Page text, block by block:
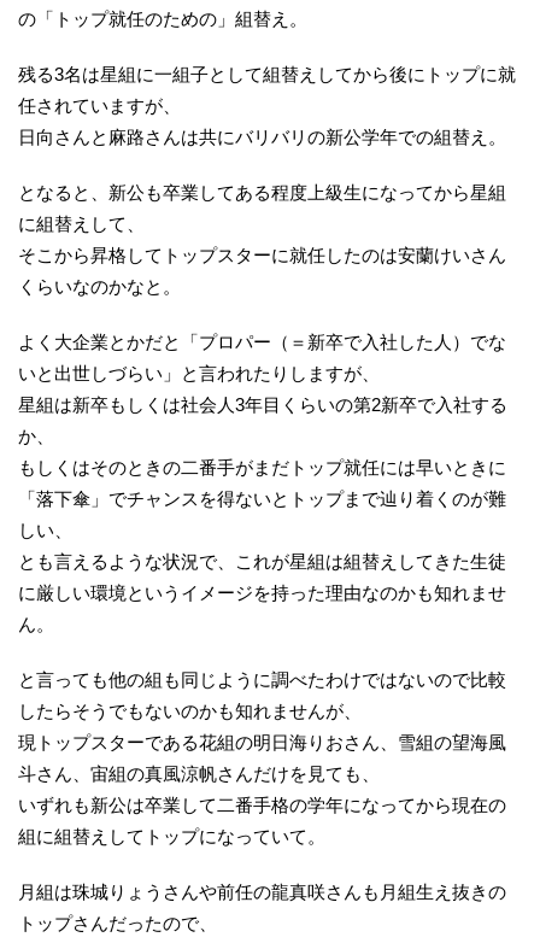
の「トップ就任のための」組替え。
残る3名は星組に一組子として組替えしてから後にトップに就
任されていますが、
日向さんと麻路さんは共にバリバリの新公学年での組替え。
となると、新公も卒業してある程度上級生になってから星組
に組替えして、
そこから昇格してトップスターに就任したのは安蘭けいさん
くらいなのかなと。
よく大企業とかだと「プロパー（＝新卒で入社した人）でな
いと出世しづらい」と言われたりしますが、
星組は新卒もしくは社会人3年目くらいの第2新卒で入社する
か、
もしくはそのときの二番手がまだトップ就任には早いときに
「落下傘」でチャンスを得ないとトップまで辿り着くのが難
しい、
とも言えるような状況で、これが星組は組替えしてきた生徒
に厳しい環境というイメージを持った理由なのかも知れませ
ん。
と言っても他の組も同じように調べたわけではないので比較
したらそうでもないのかも知れませんが、
現トップスターである花組の明日海りおさん、雪組の望海風
斗さん、宙組の真風涼帆さんだけを見ても、
いずれも新公は卒業して二番手格の学年になってから現在の
組に組替えしてトップになっていて。
月組は珠城りょうさんや前任の龍真咲さんも月組生え抜きの
トップさんだったので、